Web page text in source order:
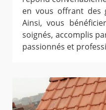
en vous offrant des
Ainsi, vous
soignés, accomplis
passionnés et